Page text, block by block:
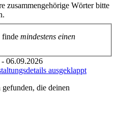
zusammengehörige Wörter bitte
finde mindestens einen
06.09.2026
ausgeklappt
die deinen